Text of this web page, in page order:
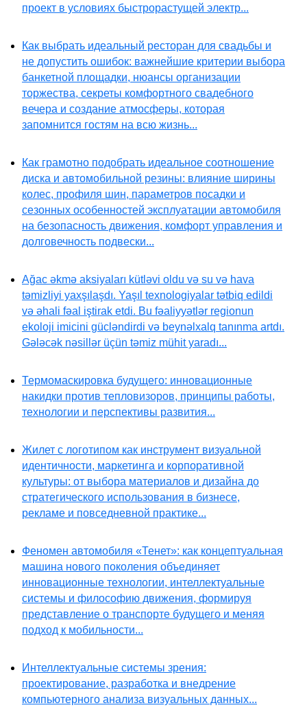
проект в условиях быстрорастущей электр...
Как выбрать идеальный ресторан для свадьбы и
не допустить ошибок: важнейшие критерии выбора
банкетной площадки, нюансы организации
торжества, секреты комфортного свадебного
вечера и создание атмосферы, которая
запомнится гостям на всю жизнь...
Как грамотно подобрать идеальное соотношение
диска и автомобильной резины: влияние ширины
колес, профиля шин, параметров посадки и
сезонных особенностей эксплуатации автомобиля
на безопасность движения, комфорт управления и
долговечность подвески...
Ağac əkmə aksiyaları kütləvi oldu və su və hava
təmizliyi yaxşılaşdı. Yaşıl texnologiyalar tətbiq edildi
və əhali fəal iştirak etdi. Bu fəaliyyətlər regionun
ekoloji imicini gücləndirdi və beynəlxalq tanınma artdı.
Gələcək nəsillər üçün təmiz mühit yaradı...
Термомаскировка будущего: инновационные
накидки против тепловизоров, принципы работы,
технологии и перспективы развития...
Жилет с логотипом как инструмент визуальной
идентичности, маркетинга и корпоративной
культуры: от выбора материалов и дизайна до
стратегического использования в бизнесе,
рекламе и повседневной практике...
Феномен автомобиля «Тенет»: как концептуальная
машина нового поколения объединяет
инновационные технологии, интеллектуальные
системы и философию движения, формируя
представление о транспорте будущего и меняя
подход к мобильности...
Интеллектуальные системы зрения:
проектирование, разработка и внедрение
компьютерного анализа визуальных данных...